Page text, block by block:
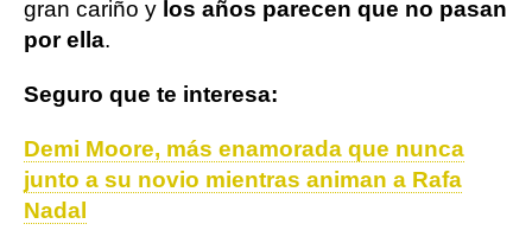
gran cariño y los años parecen que no pasan
por ella.
Seguro que te interesa:
Demi Moore, más enamorada que nunca
junto a su novio mientras animan a Rafa
Nadal